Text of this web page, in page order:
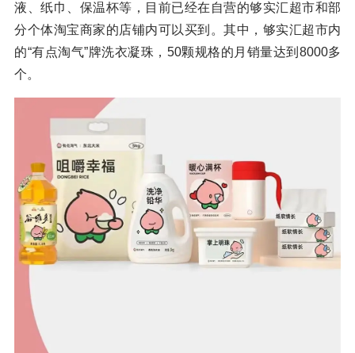
液、纸巾、保温杯等，目前已经在自营的够实汇超市和部
分个体淘宝商家的店铺内可以买到。其中，够实汇超市内
的“有点淘气”牌洗衣凝珠，50颗规格的月销量达到8000多
个。